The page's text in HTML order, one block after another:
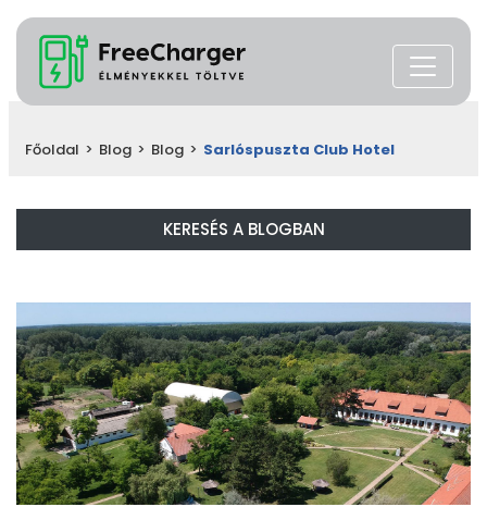
Főoldal > Blog > Blog > Sarlóspuszta Club Hotel
KERESÉS A BLOGBAN